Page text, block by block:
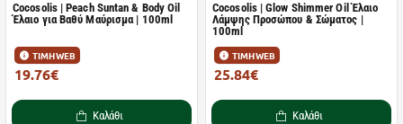
Cocosolis | Peach Suntan & Body Oil
Έλαιο για Βαθύ Μαύρισμα | 100ml
ΤΙΜΗ WEB
19.76€
Καλάθι
Cocosolis | Glow Shimmer Oil Έλαιο
Λάμψης Προσώπου & Σώματος |
100ml
ΤΙΜΗ WEB
25.84€
Καλάθι